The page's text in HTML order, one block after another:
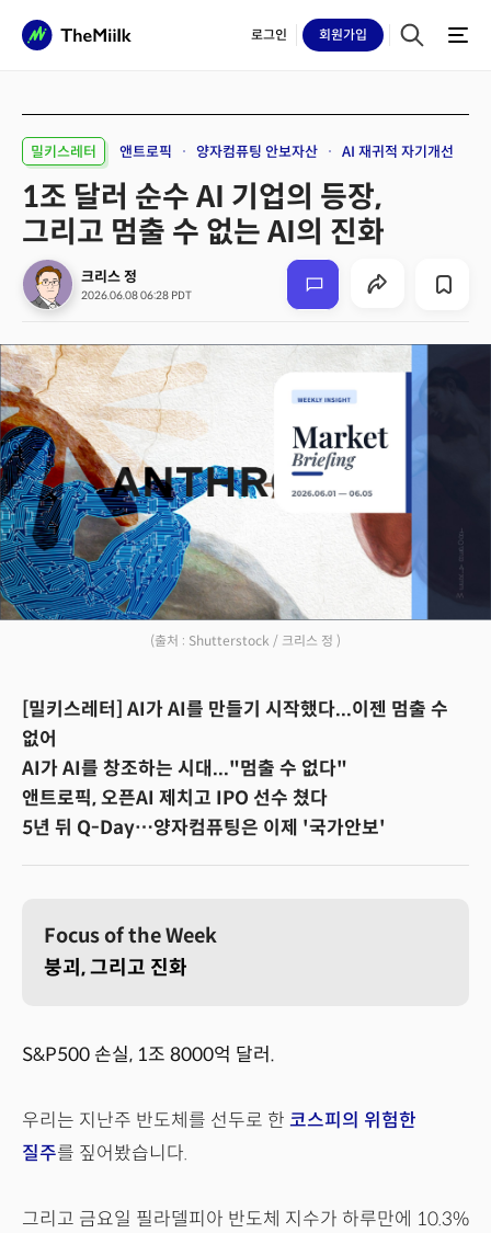
로그인 회원가입
밀키스레터 앤트로픽 양자컴퓨팅 안보자산 AI 재귀적 자기개선
1조 달러 순수 AI 기업의 등장,
그리고 멈출 수 없는 AI의 진화
크리스 정
2026.06.08 06:28 PDT
(출처 : Shutterstock / 크리스 정 )
[밀키스레터] AI가 AI를 만들기 시작했다...이젠 멈출 수
없어
AI가 AI를 창조하는 시대..."멈출 수 없다"
앤트로픽, 오픈AI 제치고 IPO 선수 쳤다
5년 뒤 Q-Day…양자컴퓨팅은 이제 '국가안보'
Focus of the Week
붕괴, 그리고 진화
S&P500 손실, 1조 8000억 달러.
우리는 지난주 반도체를 선두로 한 코스피의 위험한
질주를 짚어봤습니다.
그리고 금요일 필라델피아 반도체 지수가 하루만에 10.3%